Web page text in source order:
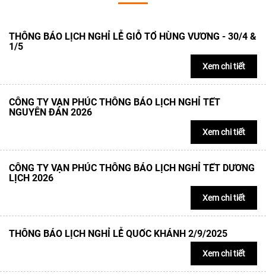
THÔNG BÁO LỊCH NGHỈ LỄ GIỖ TỔ HÙNG VƯƠNG - 30/4 &
1/5
Xem chi tiết
CÔNG TY VẠN PHÚC THÔNG BÁO LỊCH NGHỈ TẾT
NGUYÊN ĐÁN 2026
Xem chi tiết
CÔNG TY VẠN PHÚC THÔNG BÁO LỊCH NGHỈ TẾT DƯƠNG
LỊCH 2026
Xem chi tiết
THÔNG BÁO LỊCH NGHỈ LỄ QUỐC KHÁNH 2/9/2025
Xem chi tiết